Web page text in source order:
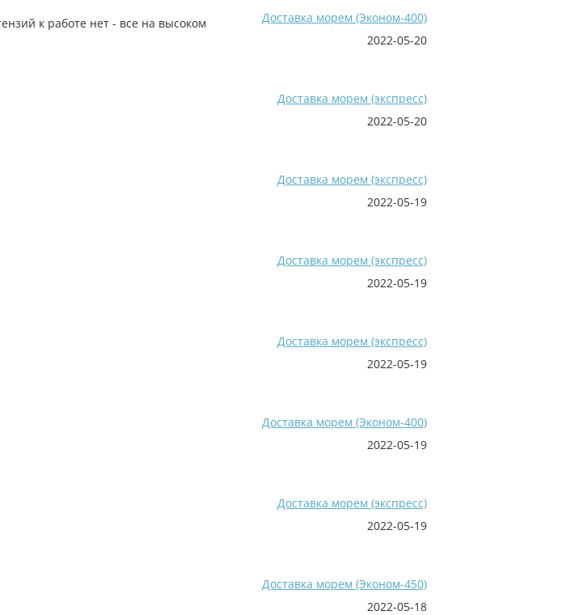
Доставка морем (Эконом-400)
2022-05-20
к работе нет - все на высоком
Доставка морем (экспресс)
2022-05-20
Доставка морем (экспресс)
2022-05-19
Доставка морем (экспресс)
2022-05-19
Доставка морем (экспресс)
2022-05-19
Доставка морем (Эконом-400)
2022-05-19
Доставка морем (экспресс)
2022-05-19
Доставка морем (Эконом-450)
2022-05-18